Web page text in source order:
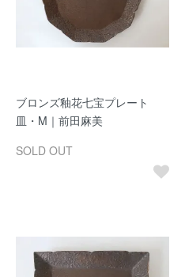
ブロンズ釉花七宝プレート
皿・M｜前田麻美
SOLD OUT